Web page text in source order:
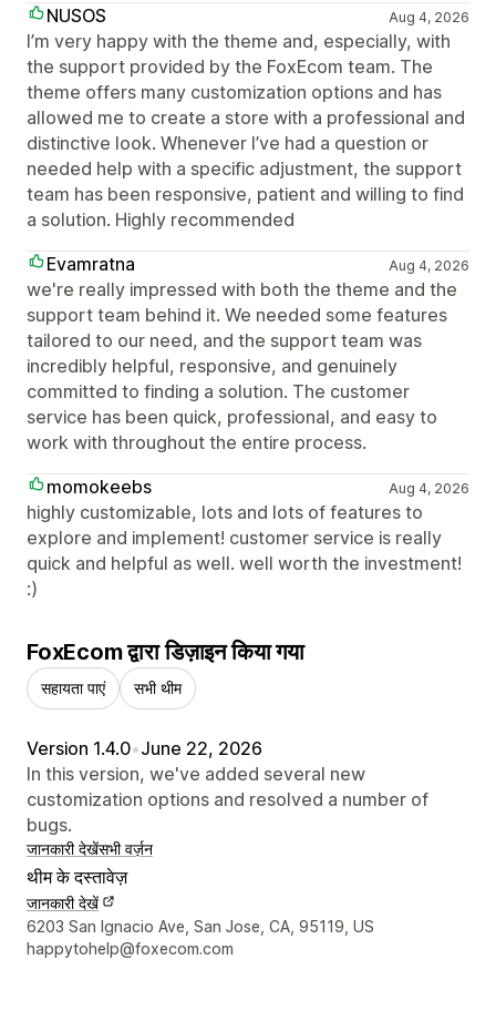
NUSOS
Aug 4, 2026
I’m very happy with the theme and, especially, with
the support provided by the FoxEcom team. The
theme offers many customization options and has
allowed me to create a store with a professional and
distinctive look. Whenever I’ve had a question or
needed help with a specific adjustment, the support
team has been responsive, patient and willing to find
a solution. Highly recommended
Evamratna
Aug 4, 2026
we're really impressed with both the theme and the
support team behind it. We needed some features
tailored to our need, and the support team was
incredibly helpful, responsive, and genuinely
committed to finding a solution. The customer
service has been quick, professional, and easy to
work with throughout the entire process.
momokeebs
Aug 4, 2026
highly customizable, lots and lots of features to
explore and implement! customer service is really
quick and helpful as well. well worth the investment!
:)
FoxEcom द्वारा डिज़ाइन किया गया
सहायता पाएं सभी थीम
Version 1.4.0•June 22, 2026
In this version, we've added several new
customization options and resolved a number of
bugs.
जानकारी देखेंसभी वर्ज़न
थीम के दस्तावेज़
जानकारी देखें
डिज़ाइनर के संपर्क की जानकारी
6203 San Ignacio Ave, San Jose, CA, 95119, US
happytohelp@foxecom.com